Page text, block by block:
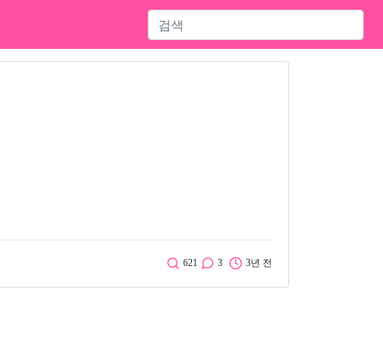
621 3 3년 전